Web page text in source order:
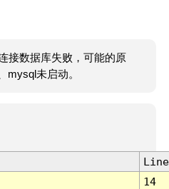
接数据库失败，可能的原
mysql未启动。
Line
14